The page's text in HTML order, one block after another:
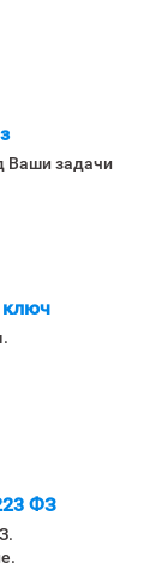
Ваши задачи
ключ
ФЗ